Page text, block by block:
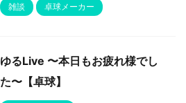
雑談
卓球メーカー
ゆるLive 〜本日もお疲れ様でし
た〜【卓球】